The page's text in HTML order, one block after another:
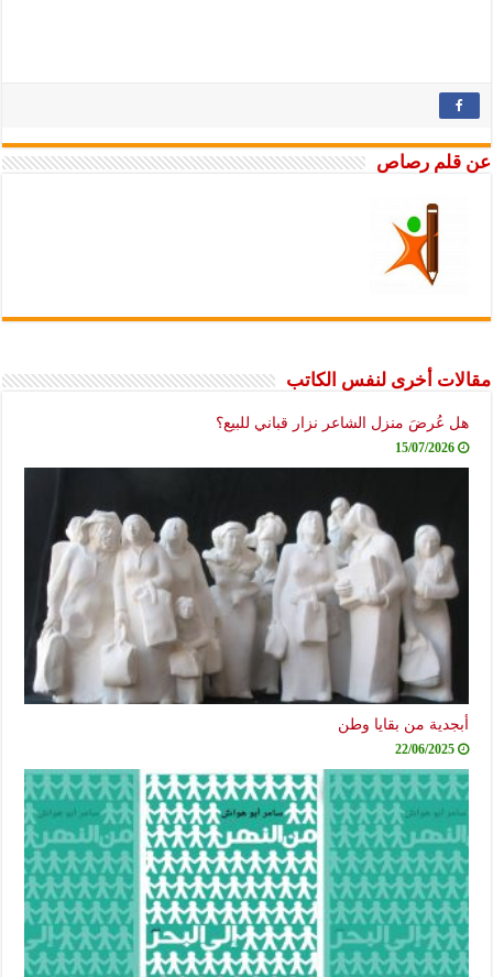
عن قلم رصاص
مقالات أخرى لنفس الكاتب
هل عُرضَ منزل الشاعر نزار قباني للبيع؟
15/07/2026
أبجدية من بقايا وطن
22/06/2025